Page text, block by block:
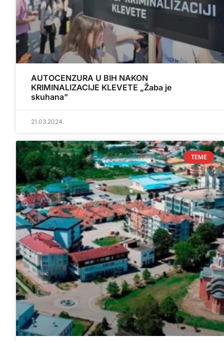
AUTOCENZURA U BIH NAKON
KRIMINALIZACIJE KLEVETE „Žaba je
skuhana”
21.03.2024.
TEME